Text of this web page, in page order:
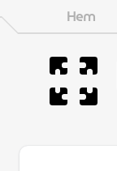
Hem